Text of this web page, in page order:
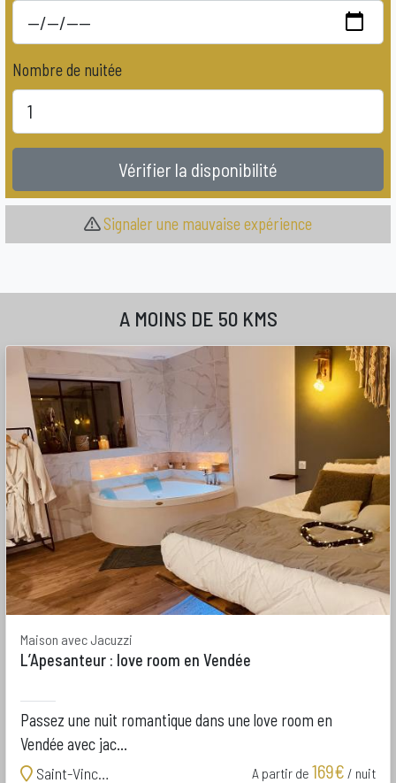
Nombre de nuitée
Vérifier la disponibilité
Signaler une mauvaise expérience
A MOINS DE 50 KMS
Maison avec Jacuzzi
L’Apesanteur : love room en Vendée
Passez une nuit romantique dans une love room en
Vendée avec jac...
Saint-Vincent-sur-Jard
A partir de 169€ / nuit